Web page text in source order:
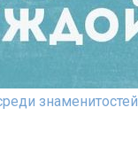
знаменитостей